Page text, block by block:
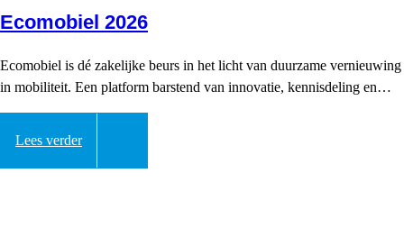
Ecomobiel 2026
Ecomobiel is dé zakelijke beurs in het licht van duurzame vernieuwing
in mobiliteit. Een platform barstend van innovatie, kennisdeling en…
Lees verder